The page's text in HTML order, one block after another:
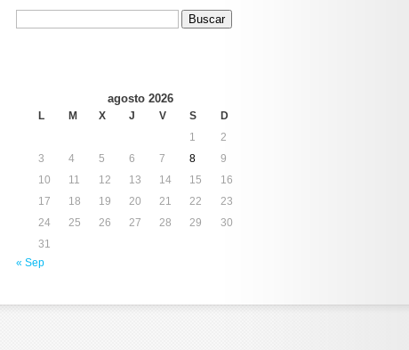
Buscar:
agosto 2026
L M X J V S
D
1
2
3
4 5 6 7 8
9
10
11 12 13 14 15
16
17
18 19 20 21 22
23
24
25 26 27 28 29
30
31
« Sep